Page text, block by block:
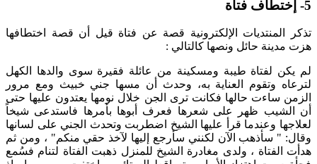
5- إختطاف فتاة
تذكر المنتديات الإلكترونية قصة عن فتاة قيل أن قصة اختطافها
هزت مدينة حائل ونصها كالتالي :
لم يكن لفتاة طيبة ومسكينة من عائلة فقيرة سوى والدها الكهل
لترعاه وتقوم العناية به، وحدث أن مسها جني خبيث ومع مرور
الزمن ساءت حالها فكانت ترى الجن خلال نومها يعتدون عليها حتى
أن الشيب ظهر على شعرها فعرف أبوها بأمرها فاستدعى شيخاً
لعلاجها وعندما قرأ عليها الشيخ اضطربت وتحدث الجني على لسانها
وقال: " سأذهب الآن لكنني سأرجع إليها لآخذ حقي منكم" ، ومن ثم
هدأت الفتاة ، ولدى مغادرة الشيخ للمنزل ذهبت الفتاة لتنام فسُمع